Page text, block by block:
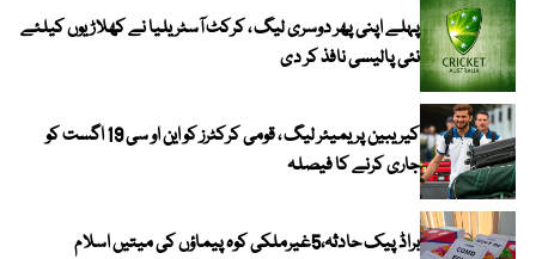
پہلے اپنی پھر دوسری لیگ ، کرکٹ آسٹریلیا نے کھلاڑیوں کیلئے
نئی پالیسی نافذ کر دی
کیریبین پریمیئر لیگ ، قومی کرکٹرز کو این او سی 19 اگست کو
جاری کرنے کا فیصلہ
براڈ پیک حادثہ،5غیرملکی کوہ پیماؤں کی میتیں اسلام